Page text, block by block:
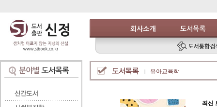
유아교육학
최신